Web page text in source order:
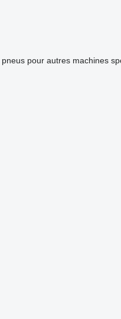
pneus pour autres machines